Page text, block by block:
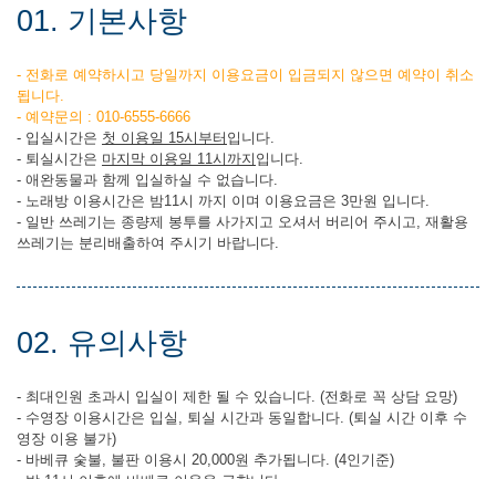
01. 기본사항
- 전화로 예약하시고 당일까지 이용요금이 입금되지 않으면 예약이 취소
됩니다.
- 예약문의 : 010-6555-6666
- 입실시간은 첫 이용일 15시부터 입니다.
- 퇴실시간은 마지막 이용일 11시까지 입니다.
- 애완동물과 함께 입실하실 수 없습니다.
- 노래방 이용시간은 밤11시 까지 이며 이용요금은 3만원 입니다.
- 일반 쓰레기는 종량제 봉투를 사가지고 오셔서 버리어 주시고, 재활용
쓰레기는 분리배출하여 주시기 바랍니다.
02. 유의사항
- 최대인원 초과시 입실이 제한 될 수 있습니다. (전화로 꼭 상담 요망)
- 수영장 이용시간은 입실, 퇴실 시간과 동일합니다. (퇴실 시간 이후 수
영장 이용 불가)
- 바베큐 숯불, 불판 이용시 20,000원 추가됩니다. (4인기준)